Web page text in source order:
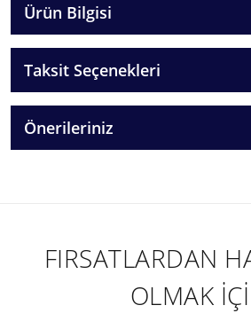
Ürün Bilgisi
Taksit Seçenekleri
Önerileriniz
FIRSATLARDAN
OLMAK